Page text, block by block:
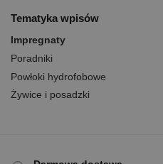
Tematyka wpisów
Impregnaty
Poradniki
Powłoki hydrofobowe
Żywice i posadzki